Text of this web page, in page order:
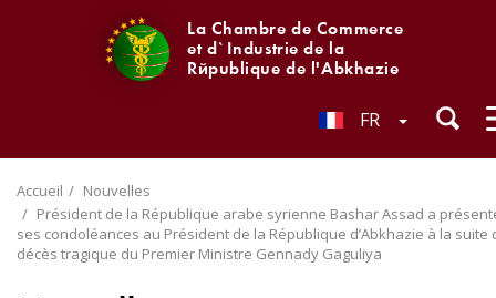
La Chambre de Commerce
et d`Industrie de la
République de l'Abkhazie
FR
Accueil
Nouvelles
Président de la République arabe syrienne Bashar Assad a
ses condoléances au Président de la République d’Abkhazie à la suite
décès tragique du Premier Ministre Gennady Gaguliya